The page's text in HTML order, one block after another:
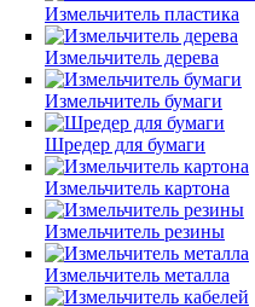
Измельчитель пластика
Измельчитель дерева
Измельчитель бумаги
Шредер для бумаги
Измельчитель картона
Измельчитель резины
Измельчитель металла